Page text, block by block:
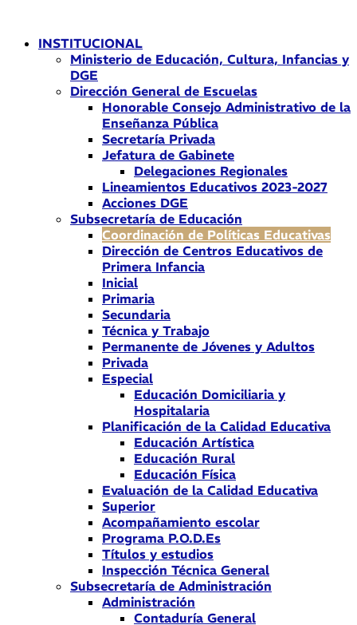
contenidoINSTITUCIONAL
Ministerio de Educación, Cultura, Infancias y
DGE
Dirección General de Escuelas
Honorable Consejo Administrativo de la
Enseñanza Pública
Secretaría Privada
Jefatura de Gabinete
Delegaciones Regionales
Lineamientos Educativos 2023-2027
Acciones DGE
Subsecretaría de Educación
Coordinación de Políticas Educativas
Dirección de Centros Educativos de
Primera Infancia
Inicial
Primaria
Secundaria
Técnica y Trabajo
Permanente de Jóvenes y Adultos
Privada
Especial
Educación Domiciliaria y
Hospitalaria
Planificación de la Calidad Educativa
Educación Artística
Educación Rural
Educación Física
Evaluación de la Calidad Educativa
Superior
Acompañamiento escolar
Programa P.O.D.Es
Títulos y estudios
Inspección Técnica General
Subsecretaría de Administración
Administración
Contaduría General